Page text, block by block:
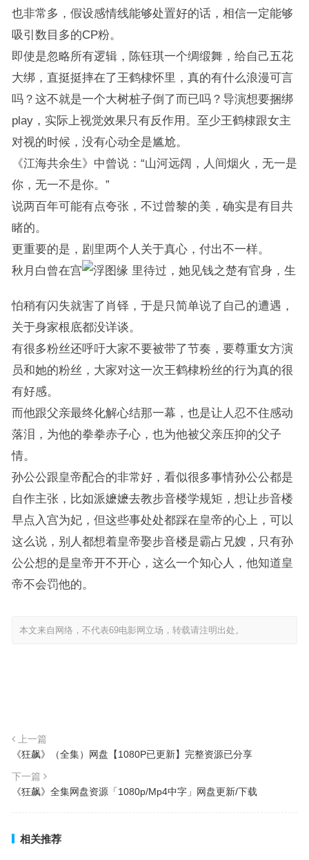
也非常多，假设感情线能够处置好的话，相信一定能够
吸引数目多的CP粉。
即使是忽略所有逻辑，陈钰琪一个绸缎舞，给自己五花
大绑，直挺挺摔在了王鹤棣怀里，真的有什么浪漫可言
吗？这不就是一个大树桩子倒了而已吗？导演想要捆绑
play，实际上视觉效果只有反作用。至少王鹤棣跟女主
对视的时候，没有心动全是尴尬。
《江海共余生》中曾说：“山河远阔，人间烟火，无一是
你，无一不是你。”
说两百年可能有点夸张，不过曾黎的美，确实是有目共
睹的。
更重要的是，剧里两个人关于真心，付出不一样。
秋月白曾在宫
里待过，她见钱之楚有官身，生
怕稍有闪失就害了肖铎，于是只简单说了自己的遭遇，
关于身家根底都没详谈。
有很多粉丝还呼吁大家不要被带了节奏，要尊重女方演
员和她的粉丝，大家对这一次王鹤棣粉丝的行为真的很
有好感。
而他跟父亲最终化解心结那一幕，也是让人忍不住感动
落泪，为他的拳拳赤子心，也为他被父亲压抑的父子
情。
孙公公跟皇帝配合的非常好，看似很多事情孙公公都是
自作主张，比如派嬷嬷去教步音楼学规矩，想让步音楼
早点入宫为妃，但这些事处处都踩在皇帝的心上，可以
这么说，别人都想着皇帝娶步音楼是霸占兄嫂，只有孙
公公想的是皇帝开不开心，这么一个知心人，他知道皇
帝不会罚他的。
本文来自网络，不代表69电影网立场，转载请注明出处。
上一篇
《狂飙》（全集）网盘【1080P已更新】完整资源已分享
下一篇
《狂飙》全集网盘资源「1080p/Mp4中字」网盘更新/下载
相关推荐